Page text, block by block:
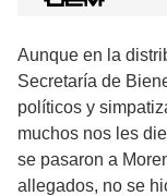
Aunque en la
Secretaría de
políticos y
muchos nos les
se pasaron a
allegados, no se